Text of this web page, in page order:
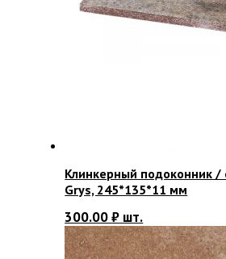
Клинкерный подоконник /
Grys, 245*135*11 мм
300.00₽ шт.